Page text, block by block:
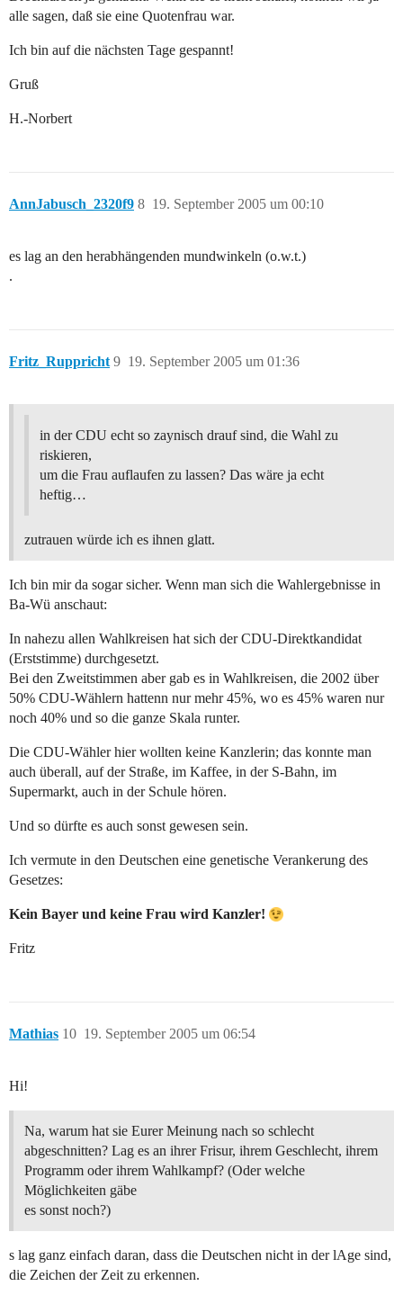
alle sagen, daß sie eine Quotenfrau war.
Ich bin auf die nächsten Tage gespannt!
Gruß
H.-Norbert
AnnJabusch_2320f9 19. September 2005 um 00:10
8
es lag an den herabhängenden mundwinkeln (o.w.t.)
.
Fritz_Ruppricht 19. September 2005 um 01:36
9
in der CDU echt so zaynisch drauf sind, die Wahl zu
riskieren,
um die Frau auflaufen zu lassen? Das wäre ja echt
heftig…
zutrauen würde ich es ihnen glatt.
Ich bin mir da sogar sicher. Wenn man sich die Wahlergebnisse in
Ba-Wü anschaut:
In nahezu allen Wahlkreisen hat sich der CDU-Direktkandidat
(Erststimme) durchgesetzt.
Bei den Zweitstimmen aber gab es in Wahlkreisen, die 2002 über
50% CDU-Wählern hattenn nur mehr 45%, wo es 45% waren nur
noch 40% und so die ganze Skala runter.
Die CDU-Wähler hier wollten keine Kanzlerin; das konnte man
auch überall, auf der Straße, im Kaffee, in der S-Bahn, im
Supermarkt, auch in der Schule hören.
Und so dürfte es auch sonst gewesen sein.
Ich vermute in den Deutschen eine genetische Verankerung des
Gesetzes:
Kein Bayer und keine Frau wird Kanzler!
Fritz
Mathias 19. September 2005 um 06:54
10
Hi!
Na, warum hat sie Eurer Meinung nach so schlecht
abgeschnitten? Lag es an ihrer Frisur, ihrem Geschlecht, ihrem
Programm oder ihrem Wahlkampf? (Oder welche
Möglichkeiten gäbe
es sonst noch?)
s lag ganz einfach daran, dass die Deutschen nicht in der lAge sind,
die Zeichen der Zeit zu erkennen.